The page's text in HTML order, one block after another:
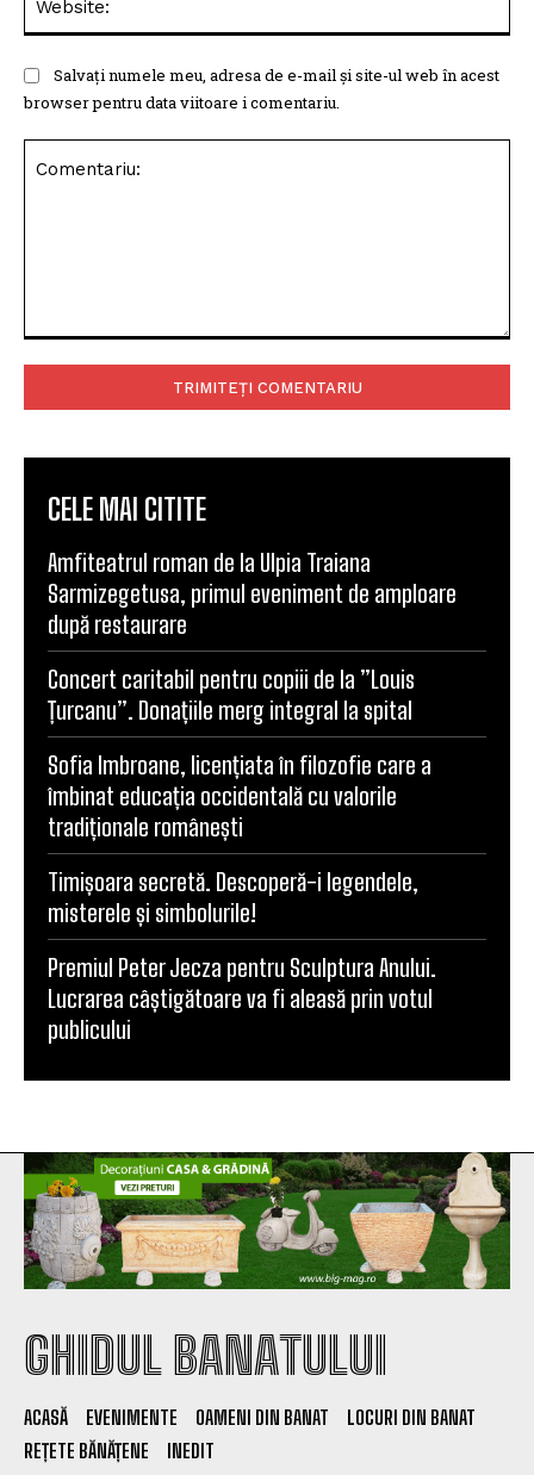
Salvați numele meu, adresa de e-mail și site-ul web în acest
browser pentru data viitoare i comentariu.
CELE MAI CITITE
Amfiteatrul roman de la Ulpia Traiana
Sarmizegetusa, primul eveniment de amploare
după restaurare
Concert caritabil pentru copiii de la ”Louis
Țurcanu”. Donațiile merg integral la spital
Sofia Imbroane, licențiata în filozofie care a
îmbinat educația occidentală cu valorile
tradiționale românești
Timișoara secretă. Descoperă-i legendele,
misterele și simbolurile!
Premiul Peter Jecza pentru Sculptura Anului.
Lucrarea câștigătoare va fi aleasă prin votul
publicului
GHIDUL BANATULUI
ACASĂ EVENIMENTE OAMENI DIN BANAT
LOCURI DIN BANAT
REȚETE BĂNĂȚENE
INEDIT